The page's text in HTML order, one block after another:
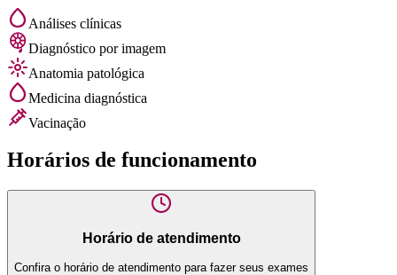
Análises clínicas
Diagnóstico por imagem
Anatomia patológica
Medicina diagnóstica
Vacinação
Horários de funcionamento
Horário de atendimento
Confira o horário de atendimento para fazer seus exames